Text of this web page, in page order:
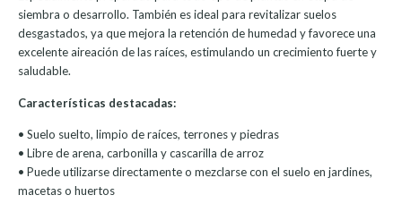
siembra o desarrollo. También es ideal para revitalizar suelos
desgastados, ya que mejora la retención de humedad y favorece una
excelente aireación de las raíces, estimulando un crecimiento fuerte y
saludable.
Características destacadas:
• Suelo suelto, limpio de raíces, terrones y piedras
• Libre de arena, carbonilla y cascarilla de arroz
• Puede utilizarse directamente o mezclarse con el suelo en jardines,
macetas o huertos